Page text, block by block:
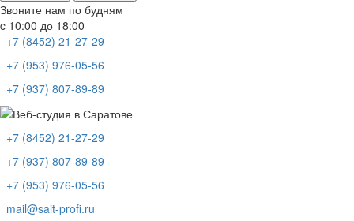
Звоните нам по будням
c 10:00 до 18:00
+7 (8452) 21-27-29
+7 (953) 976-05-56
+7 (937) 807-89-89
+7 (8452) 21-27-29
+7 (937) 807-89-89
+7 (953) 976-05-56
mail@sait-profi.ru